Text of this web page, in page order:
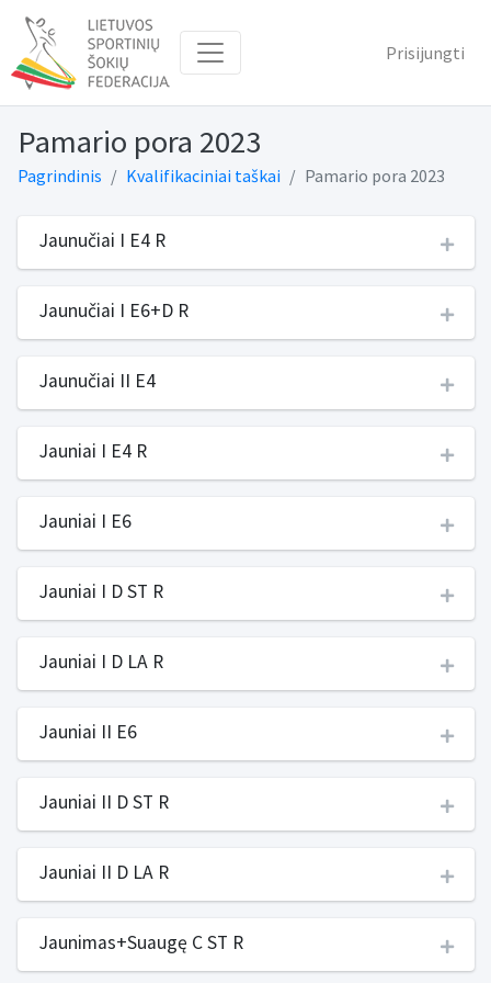
Prisijungti
Pamario pora 2023
Pagrindinis Kvalifikaciniai taškai Pamario pora 2023
Jaunučiai I E4 R
Jaunučiai I E6+D R
Jaunučiai II E4
Jauniai I E4 R
Jauniai I E6
Jauniai I D ST R
Jauniai I D LA R
Jauniai II E6
Jauniai II D ST R
Jauniai II D LA R
Jaunimas+Suaugę C ST R